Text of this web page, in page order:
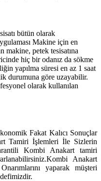
bütün olarak
Makine için en
makine, petek tesisatına
hiç bir odanız da sökme
yapılma süresi en az 1 saat
durumuna göre uzayabilir.
olarak kullanılan
Fakat Kalıcı Sonuçlar
Tamiri İşlemleri İle Sizlerin
Kombi Anakart tamiri
Anakart
yaparak müşteri